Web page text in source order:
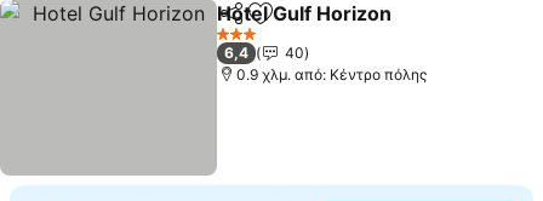
Κοινοποίηση
Προσθήκη στα αγαπημένα
Hotel Gulf Horizon
3 Αστέρια
6,4
40
0.9 χλμ. από: Κέντρο πόλης